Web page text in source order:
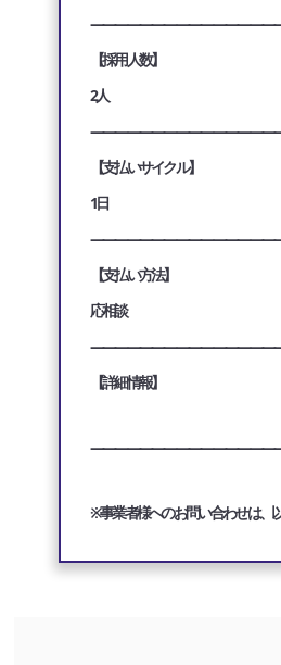
【採用人数】
2人
【支払いサイクル】
1日
【支払い方法】
応相談
【詳細情報】
※事業者様へのお問い合わせは、